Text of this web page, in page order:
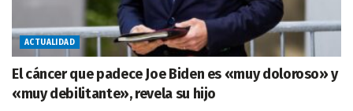
ACTUALIDAD
El cáncer que padece Joe Biden es «muy doloroso» y
«muy debilitante», revela su hijo